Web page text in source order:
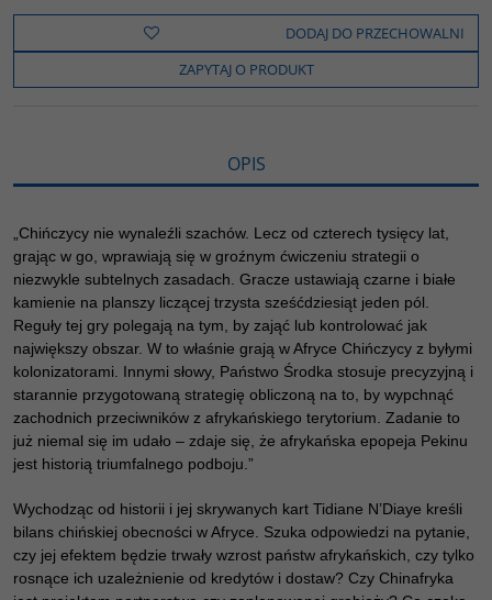
e
o
k
t
t
e
o
y
i
n
k
z
e
l
s
DODAJ DO PRZECHOWALNI
ZAPYTAJ O PRODUKT
OPIS
„Chińczycy nie wynaleźli szachów. Lecz od czterech tysięcy lat,
grając w go, wprawiają się w groźnym ćwiczeniu strategii o
niezwykle subtelnych zasadach. Gracze ustawiają czarne i białe
kamienie na planszy liczącej trzysta sześćdziesiąt jeden pól.
Reguły tej gry polegają na tym, by zająć lub kontrolować jak
największy obszar. W to właśnie grają w Afryce Chińczycy z byłymi
kolonizatorami. Innymi słowy, Państwo Środka stosuje precyzyjną i
starannie przygotowaną strategię obliczoną na to, by wypchnąć
zachodnich przeciwników z afrykańskiego terytorium. Zadanie to
już niemal się im udało – zdaje się, że afrykańska epopeja Pekinu
jest historią triumfalnego podboju.”
Wychodząc od historii i jej skrywanych kart Tidiane N’Diaye kreśli
bilans chińskiej obecności w Afryce. Szuka odpowiedzi na pytanie,
czy jej efektem będzie trwały wzrost państw afrykańskich, czy tylko
rosnące ich uzależnienie od kredytów i dostaw? Czy Chinafryka